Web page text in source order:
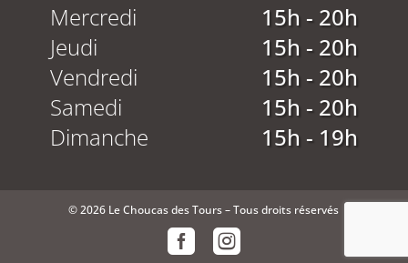
Mercredi
15h - 20h
Jeudi
15h - 20h
Vendredi
15h - 20h
Samedi
15h - 20h
Dimanche
15h - 19h
© 2026 Le Choucas des Tours – Tous droits réservés
 